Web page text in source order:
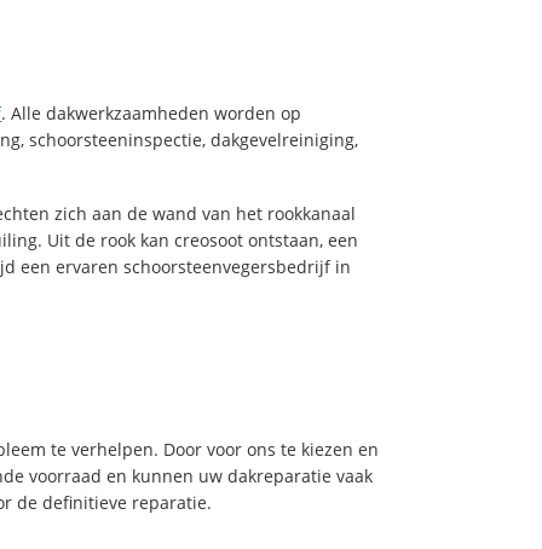
. Alle dakwerkzaamheden worden op
schoorsteeninspectie, dakgevelreiniging,
zich aan de wand van het rookkanaal
Uit de rook kan creosoot ontstaan, een
een ervaren schoorsteenvegersbedrijf in
te verhelpen. Door voor ons te kiezen en
voorraad en kunnen uw dakreparatie vaak
de definitieve reparatie.